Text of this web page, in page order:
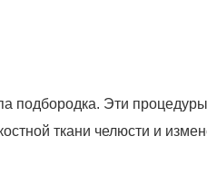
подбородка. Эти
ткани челюсти и